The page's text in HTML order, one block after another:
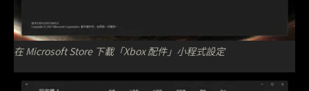
在 Microsoft Store 下載「Xbox 配件」小程式設定